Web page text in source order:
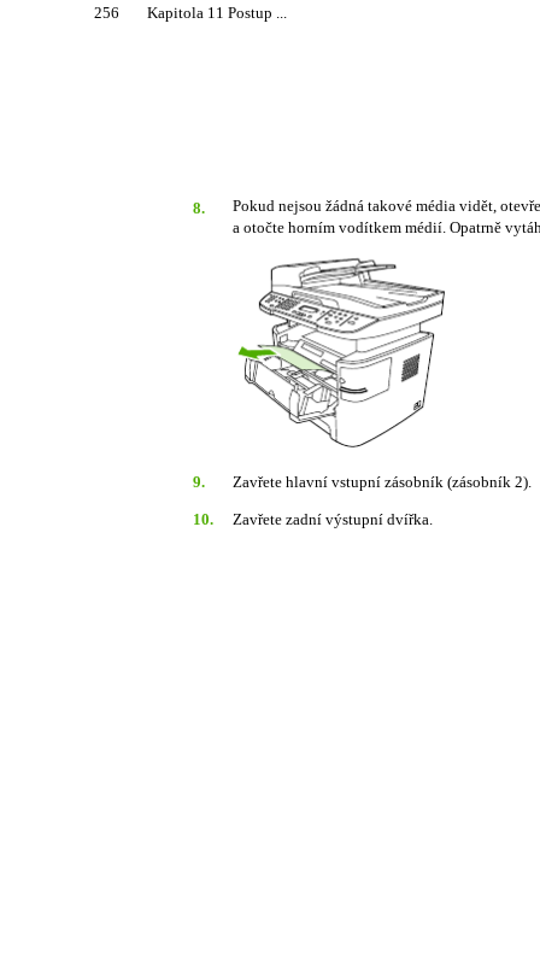
256 Kapitola 11 Postup ...
8.
Pokud nejsou žádná takové média vidět,
a otočte horním vodítkem médií. Opatrně
9. Zavřete hlavní vstupní zásobník (zásobník 2).
10. Zavřete zadní výstupní dvířka.